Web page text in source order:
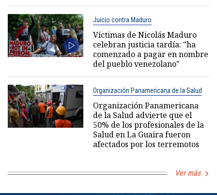
Juicio contra Maduro
Víctimas de Nicolás Maduro
celebran justicia tardía: "ha
comenzado a pagar en nombre
del pueblo venezolano"
Organización Panamericana de la Salud
Organización Panamericana
de la Salud advierte que el
50% de los profesionales de la
Salud en La Guaira fueron
afectados por los terremotos
Ver más